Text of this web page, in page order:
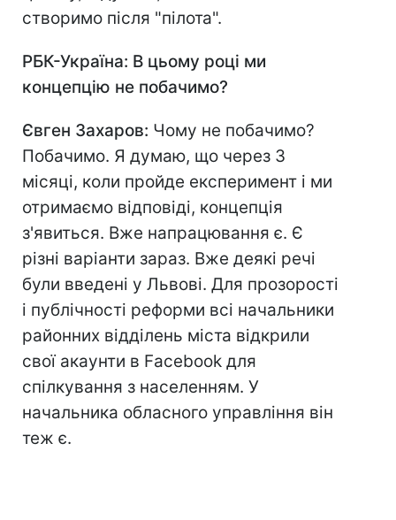
створимо після "пілота".
РБК-Україна: В цьому році ми
концепцію не побачимо?
Євген Захаров: Чому не побачимо?
Побачимо. Я думаю, що через 3
місяці, коли пройде експеримент і ми
отримаємо відповіді, концепція
з'явиться. Вже напрацювання є. Є
різні варіанти зараз. Вже деякі речі
були введені у Львові. Для прозорості
і публічності реформи всі начальники
районних відділень міста відкрили
свої акаунти в Facebook для
спілкування з населенням. У
начальника обласного управління він
теж є.